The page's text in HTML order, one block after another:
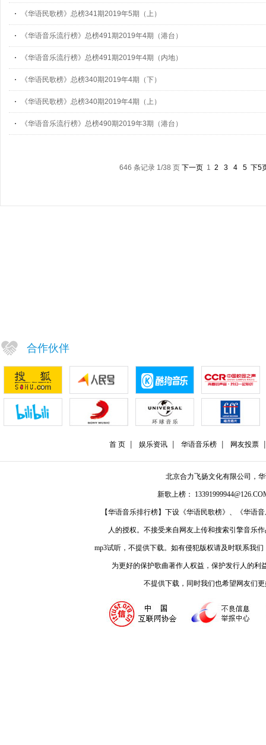
《华语民歌榜》总榜341期2019年5期（上）
《华语音乐流行榜》总榜491期2019年4期（港台）
《华语音乐流行榜》总榜491期2019年4期（内地）
《华语民歌榜》总榜340期2019年4期（下）
《华语民歌榜》总榜340期2019年4期（上）
《华语音乐流行榜》总榜490期2019年3期（港台）
646 条记录 1/38 页下一页 1 2 3 4 5 下5
合作伙伴
首 页 娱乐资讯 华语音乐榜 网友投票
北京合力飞扬文化有限公司，
新歌上榜：
【华语音乐排行榜】下设《华语民歌榜》、《华语
人的授权。不接受来自网友上传和搜索引擎音乐
mp3试听，不提供下载。如有侵犯版权请及时联系我
为更好的保护歌曲著作人权益，保护发行人的
不提供下载，同时我们也希望网友们